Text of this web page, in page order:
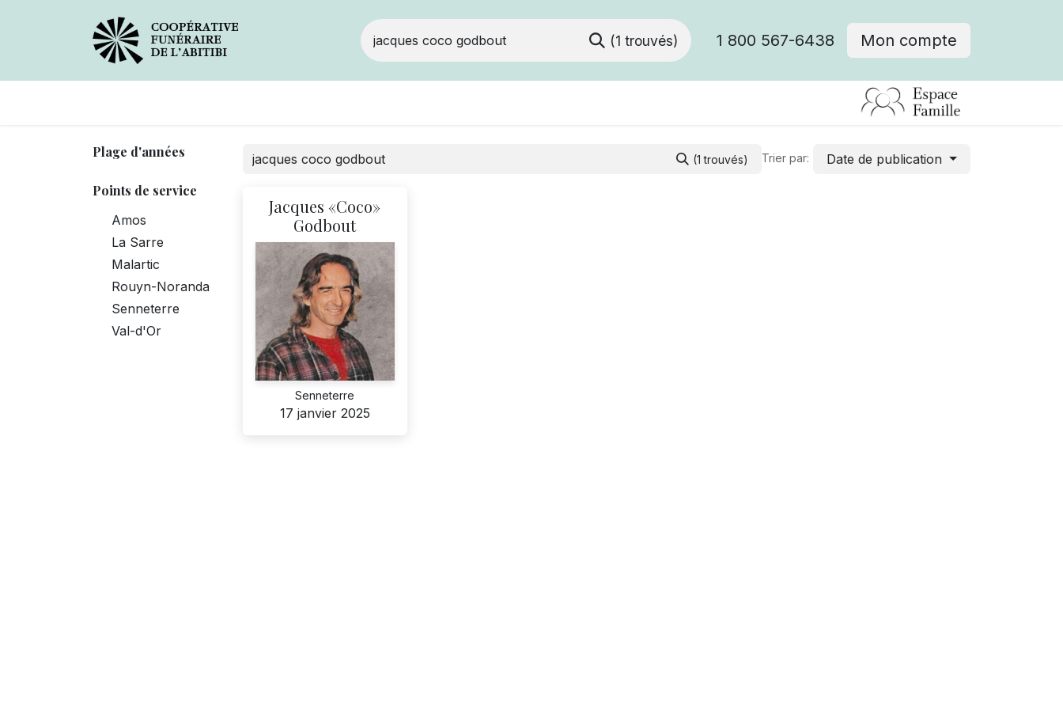
(1 trouvés) 1 800 567-6438 Mon compte
Plage d'années
Points de service
Amos
La Sarre
Malartic
Rouyn-Noranda
Senneterre
Val-d'Or
(1 trouvés) Trier par: Date de publication
Jacques «Coco»
Godbout
Senneterre
17 janvier 2025